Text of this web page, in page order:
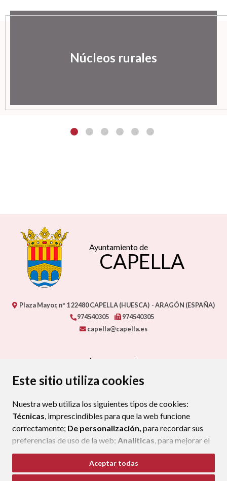
Este sitio utiliza cookies
Nuestra web utiliza los siguientes tipos de cookies:
Técnicas, imprescindibles para que la web funcione
correctamente; De personalización, para recordar sus
preferencias de uso de la web; Analíticas, para mejorar el
funcionamiento de la web y sus servicios.
Si acepta pulsando el botón“Aceptar todas”
Aceptar todas
Núcleos rurales
Ayuntamiento de
CAPELLA
Plaza Mayor, nº 122480CAPELLA (HUESCA) - ARAGÓN (ESPAÑA)
974540305
974540305
capella@capella.es
PROTECCIÓN DE DATOS
POLÍTICA DE COOKIES